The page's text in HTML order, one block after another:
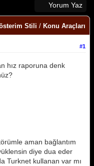
Yorum Yaz
Stili / Konu Araçları
#1
hız raporuna denk
aman bağlantım
diye dua eder
Turknet kullanan var mı